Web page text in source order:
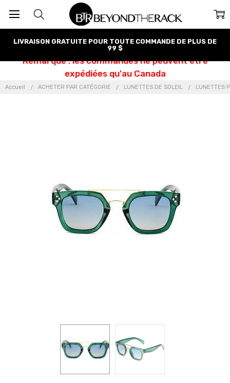
LIVRAISON GRATUITE POUR TOUTE COMMANDE DE PLUS DE
99 $
Remarque : les commandes ne peuvent être
expédiées qu'au Canada
Accueil ACHETER PAR CATÉGORIE LUNETTES DE SOLEIL LUNETTES